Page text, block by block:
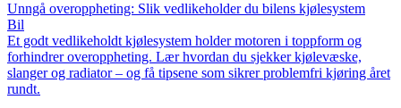
Unngå overoppheting: Slik vedlikeholder du bilens kjølesystem
Bil
Et godt vedlikeholdt kjølesystem holder motoren i toppform og
forhindrer overoppheting. Lær hvordan du sjekker kjølevæske,
slanger og radiator – og få tipsene som sikrer problemfri kjøring året
rundt.